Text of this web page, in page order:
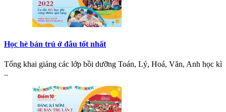
Học hè bán trú ở đâu tốt nhất
Tổng khai giảng các lớp bồi dưỡng Toán, Lý, Hoá, Văn, Anh học kì
..